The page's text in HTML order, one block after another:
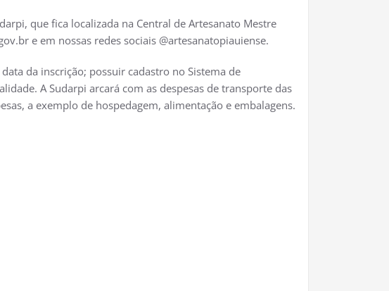
que fica localizada na Central de Artesanato Mestre
e em nossas redes sociais @artesanatopiauiense.
da inscrição; possuir cadastro no Sistema de
A Sudarpi arcará com as despesas de transporte das
a exemplo de hospedagem, alimentação e embalagens.